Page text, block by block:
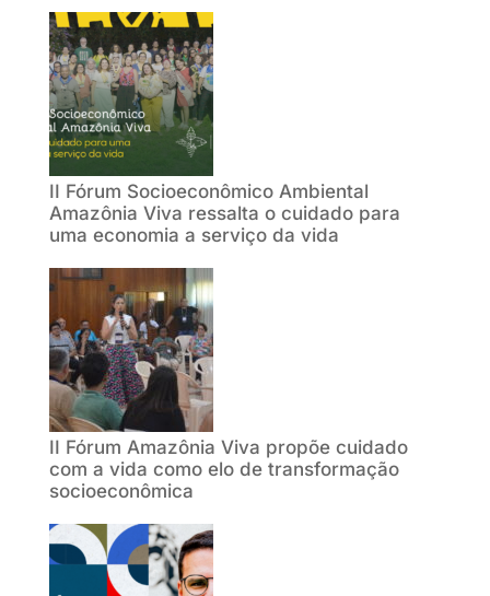
II Fórum Socioeconômico Ambiental
Amazônia Viva ressalta o cuidado para
uma economia a serviço da vida
II Fórum Amazônia Viva propõe cuidado
com a vida como elo de transformação
socioeconômica